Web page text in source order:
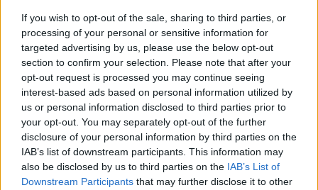
If you wish to opt-out of the sale, sharing to third parties, or
processing of your personal or sensitive information for
targeted advertising by us, please use the below opt-out
section to confirm your selection. Please note that after your
opt-out request is processed you may continue seeing
interest-based ads based on personal information utilized by
us or personal information disclosed to third parties prior to
your opt-out. You may separately opt-out of the further
disclosure of your personal information by third parties on the
IAB’s list of downstream participants. This information may
also be disclosed by us to third parties on the IAB’s List of
Downstream Participants that may further disclose it to other
NHSZ Zounok
tájékoztatása alapján a
megyeszékhelyen idén
is külön gyűjtőjárat
szállítja el az ünnepek
után kikerült
fenyőfákat, ahogyan
azt az elmúlt években is megszokhatták a lakók.
TOVÁBB OLVASOM